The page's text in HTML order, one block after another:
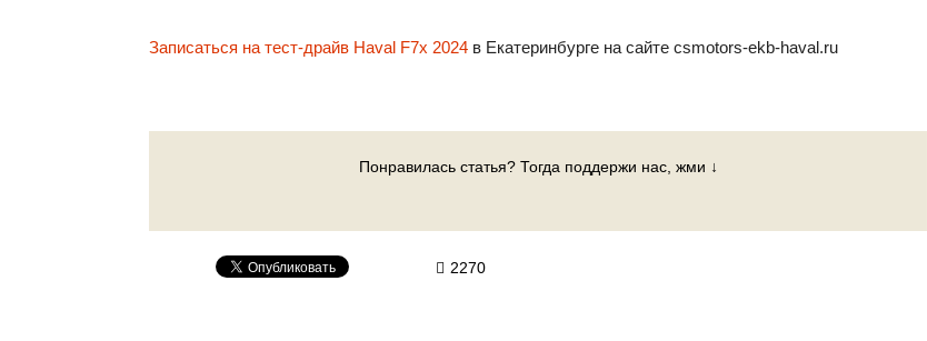
Записаться на тест-драйв Haval F7x 2024 в Екатеринбурге на сайте csmotors-ekb-haval.ru
Понравилась статья? Тогда поддержи нас, жми ↓
2270